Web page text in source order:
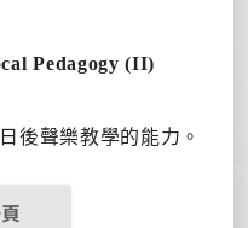
Pedagogy (II)
後聲樂教學的能力 。